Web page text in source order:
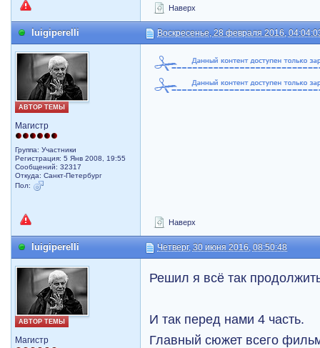
Наверх
luigiperelli Воскресенье, 28 февраля 2016,
АВТОР ТЕМЫ
Магистр
Группа: Участники
Регистрация: 5 Янв 2008, 19:55
Сообщений: 32317
Откуда: Санкт-Петербург
Пол:
Наверх
luigiperelli Четверг, 30 июня 2016, 08:50:48
АВТОР ТЕМЫ
Магистр
Решил я всё так
И так перед нами 4 часть.
Главный сюжет всего